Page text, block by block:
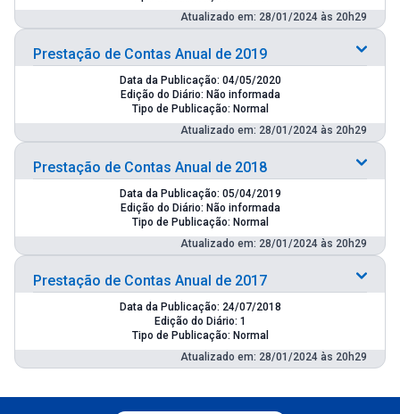
Atualizado em: 28/01/2024 às 20h29
Prestação de Contas Anual de 2019
Data da Publicação: 04/05/2020
Edição do Diário: Não informada
Tipo de Publicação: Normal
Atualizado em: 28/01/2024 às 20h29
Prestação de Contas Anual de 2018
Data da Publicação: 05/04/2019
Edição do Diário: Não informada
Tipo de Publicação: Normal
Atualizado em: 28/01/2024 às 20h29
Prestação de Contas Anual de 2017
Data da Publicação: 24/07/2018
Edição do Diário: 1
Tipo de Publicação: Normal
Atualizado em: 28/01/2024 às 20h29